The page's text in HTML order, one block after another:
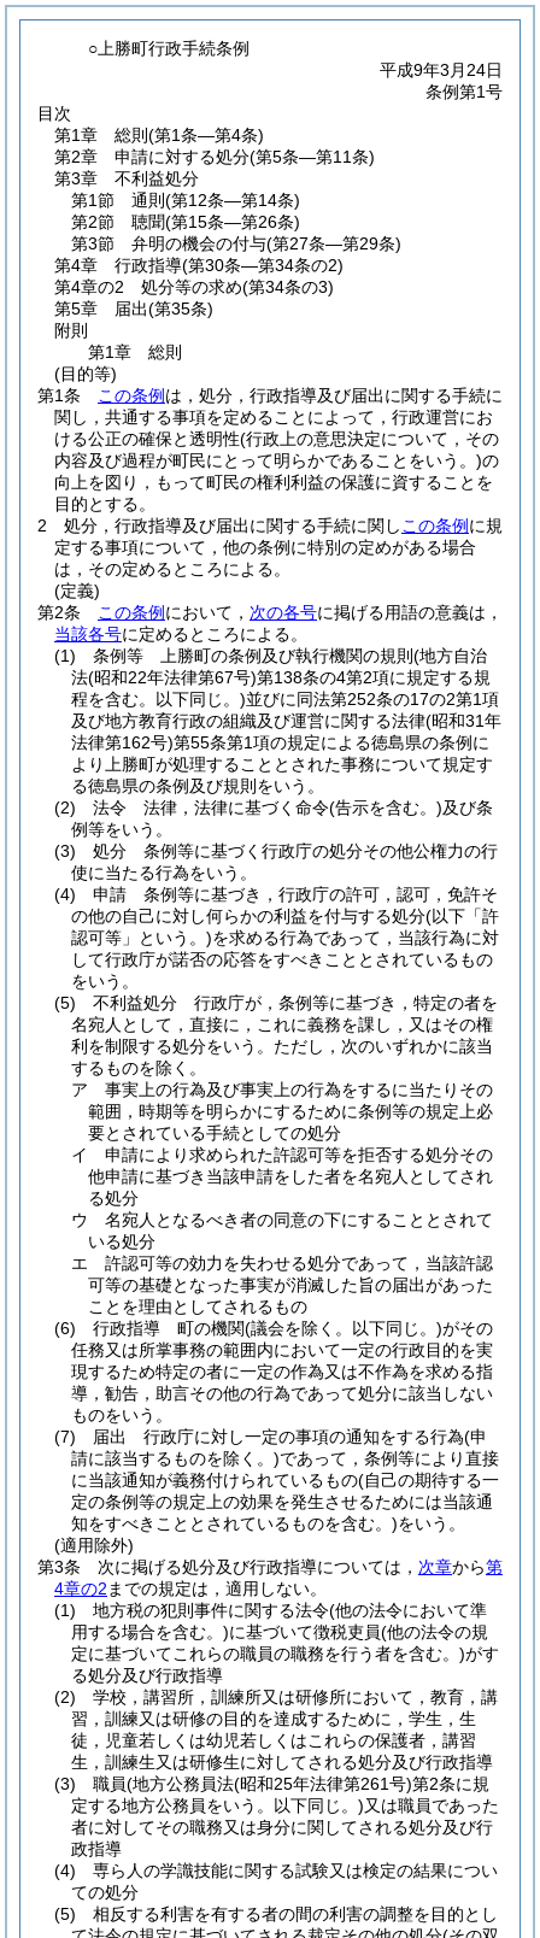
○上勝町行政手続条例
平成9年3月24日
条例第1号
目次
第1章
総則 (第1条―第4条)
第2章
申請に対する処分(第5条―第11条)
第3章
不利益処分
第1節
通則 (第12条―第14条)
第2節
聴聞(第15条―第26条)
第3節
弁明の機会の付与(第27条―第29条)
第4章
行政指導(第30条―第34条の2)
第4章の2
処分等の求め(第34条の3)
第5章
届出(第35条)
附則
第1章
総則
(目的等)
第1条
この条例 は，処分，行政指導及び届出に関する手続に
関し，共通する事項を定めることによって，行政運営にお
ける公正の確保と透明性(行政上の意思決定について，その
内容及び過程が町民にとって明らかであることをいう。)の
向上を図り，もって町民の権利利益の保護に資することを
目的とする。
2
処分，行政指導及び届出に関する手続に関し この条例 に規
定する事項について，他の条例に特別の定めがある場合
は，その定めるところによる。
(定義)
第2条
この条例 において， 次の各号に掲げる用語の意義は，
当該各号に定めるところによる。
(1)
条例等 上勝町の条例及び執行機関の規則 (地方自治
法(昭和22年法律第67号)第138条の4第2項に規定する規
程を含む。以下同じ。)並びに同法第252条の17の2第1項
及び地方教育行政の組織及び運営に関する法律(昭和31年
法律第162号)第55条第1項の規定による徳島県の条例に
より上勝町が処理することとされた事務について規定す
る徳島県の条例及び規則をいう。
(2)
法令 法律，法律に基づく命令(告示を含む。)及び条
例等をいう。
(3)
処分 条例等に基づく行政庁の処分その他公権力の行
使に当たる行為をいう。
(4)
申請 条例等に基づき，行政庁の許可，認可，免許そ
の他の自己に対し何らかの利益を付与する処分(以下「許
認可等」という。)を求める行為であって，当該行為に対
して行政庁が諾否の応答をすべきこととされているもの
をいう。
(5)
不利益処分 行政庁が，条例等に基づき，特定の者を
名宛人として，直接に，これに義務を課し，又はその権
利を制限する処分をいう。 ただし，次のいずれかに該当
するものを除く。
ア
事実上の行為及び事実上の行為をするに当たりその
範囲，時期等を明らかにするために条例等の規定上必
要とされている手続としての処分
イ
申請により求められた許認可等を拒否する処分その
他申請に基づき当該申請をした者を名宛人としてされ
る処分
ウ
名宛人となるべき者の同意の下にすることとされて
いる処分
エ
許認可等の効力を失わせる処分であって，当該許認
可等の基礎となった事実が消滅した旨の届出があった
ことを理由としてされるもの
(6)
行政指導 町の機関(議会を除く。以下同じ。)がその
任務又は所掌事務の範囲内において一定の行政目的を実
現するため特定の者に一定の作為又は不作為を求める指
導，勧告，助言その他の行為であって処分に該当しない
ものをいう。
(7)
届出 行政庁に対し一定の事項の通知をする行為(申
請に該当するものを除く。)であって，条例等により直接
に当該通知が義務付けられているもの(自己の期待する一
定の条例等の規定上の効果を発生させるためには当該通
知をすべきこととされているものを含む。)をいう。
(適用除外)
第3条
次に掲げる処分及び行政指導については， 次章から第
4章の2 までの規定は，適用しない。
(1)
地方税の犯則事件に関する法令(他の法令において準
用する場合を含む。)に基づいて徴税吏員(他の法令の規
定に基づいてこれらの職員の職務を行う者を含む。)がす
る処分及び行政指導
(2)
学校，講習所，訓練所又は研修所において，教育，講
習，訓練又は研修の目的を達成するために，学生，生
徒，児童若しくは幼児若しくはこれらの保護者，講習
生，訓練生又は研修生に対してされる処分及び行政指導
(3)
職員(地方公務員法(昭和25年法律第261号)第2条に規
定する地方公務員をいう。以下同じ。)又は職員であった
者に対してその職務又は身分に関してされる処分及び行
政指導
(4)
専ら人の学識技能に関する試験又は検定の結果につい
ての処分
(5)
相反する利害を有する者の間の利害の調整を目的とし